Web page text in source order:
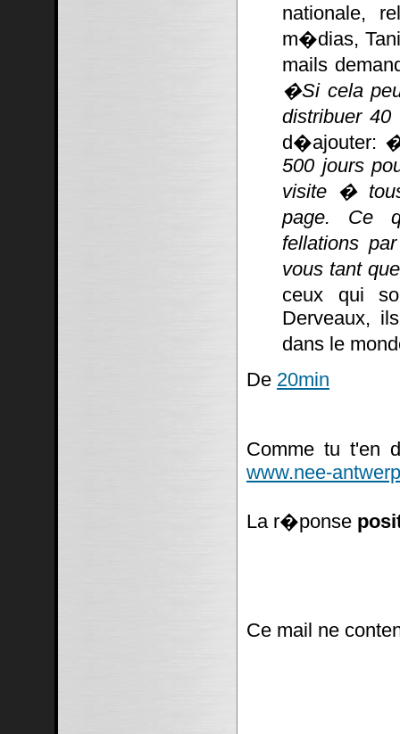
nationale,
m�dias,
mails
�Si cela
distribuer
d�ajouter:
500 jours
visite �
page. Ce
fellations
vous tant
ceux qui
Derveaux,
dans le
De 20min
Comme tu t'en
www.nee-
La r�ponse
Ce mail ne